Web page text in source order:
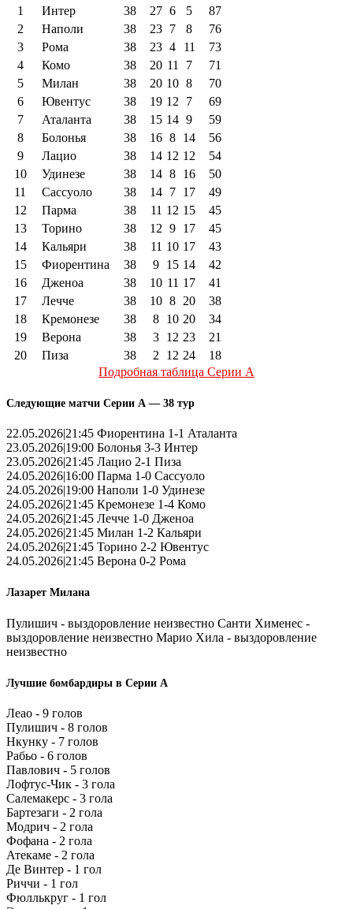
1
Интер 38 27 6 5
87
2
Наполи 38 23 7 8
76
3
Рома 38 23 4 11
73
4
Комо 38 20 11 7
71
5
Милан 38 20 10 8
70
6
Ювентус 38 19 12 7
69
7
Аталанта 38 15 14 9
59
8
Болонья 38 16 8 14
56
9
Лацио 38 14 12 12
54
10
Удинезе 38 14 8 16
50
11
Сассуоло 38 14 7 17
49
12
Парма 38 11 12 15
45
13
Торино 38 12 9 17
45
14
Кальяри 38 11 10 17
43
15
Фиорентина 38 9 15 14
42
16
Дженоа 38 10 11 17
41
17
Лечче 38 10 8 20
38
18
Кремонезе 38 8 10 20
34
19
Верона 38 3 12 23
21
20
Пиза 38 2 12 24
18
Подробная таблица Серии А
Следующие матчи Серии А — 38 тур
22.05.2026|21:45 Фиорентина 1-1 Аталанта
23.05.2026|19:00 Болонья 3-3 Интер
23.05.2026|21:45 Лацио 2-1 Пиза
24.05.2026|16:00 Парма 1-0 Сассуоло
24.05.2026|19:00 Наполи 1-0 Удинезе
24.05.2026|21:45 Кремонезе 1-4 Комо
24.05.2026|21:45 Лечче 1-0 Дженоа
24.05.2026|21:45 Милан 1-2 Кальяри
24.05.2026|21:45 Торино 2-2 Ювентус
24.05.2026|21:45 Верона 0-2 Рома
Лазарет Милана
Пулишич - выздоровление неизвестно Санти Хименес -
выздоровление неизвестно Марио Хила - выздоровление
неизвестно
Лучшие бомбардиры в Серии А
Леао - 9 голов
Пулишич - 8 голов
Нкунку - 7 голов
Рабьо - 6 голов
Павлович - 5 голов
Лофтус-Чик - 3 гола
Салемакерс - 3 гола
Бартезаги - 2 гола
Модрич - 2 гола
Фофана - 2 гола
Атекаме - 2 гола
Де Винтер - 1 гол
Риччи - 1 гол
Фюллькруг - 1 гол